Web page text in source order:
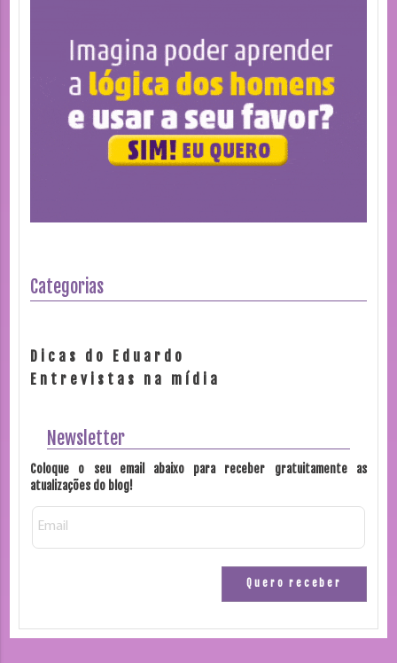
Categorias
Dicas do Eduardo
Entrevistas na mídia
Newsletter
Coloque o seu email abaixo para receber gratuitamente as
atualizações do blog!